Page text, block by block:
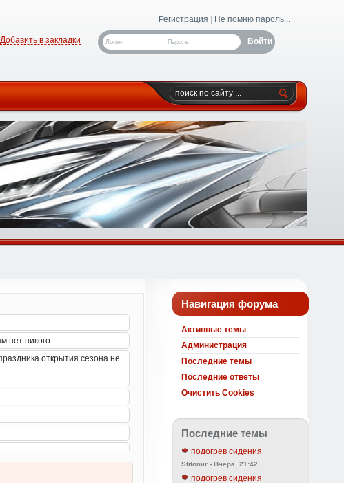
Регистрация Не помню пароль...
Логин: Пароль:
Добавить в закладки
Навигация форума
Активные темы
Администрация
Последние темы
Последние ответы
Очистить Cookies
Последние темы
подогрев сидения
Stitomir - Вчера, 21:42
подогрев сидения